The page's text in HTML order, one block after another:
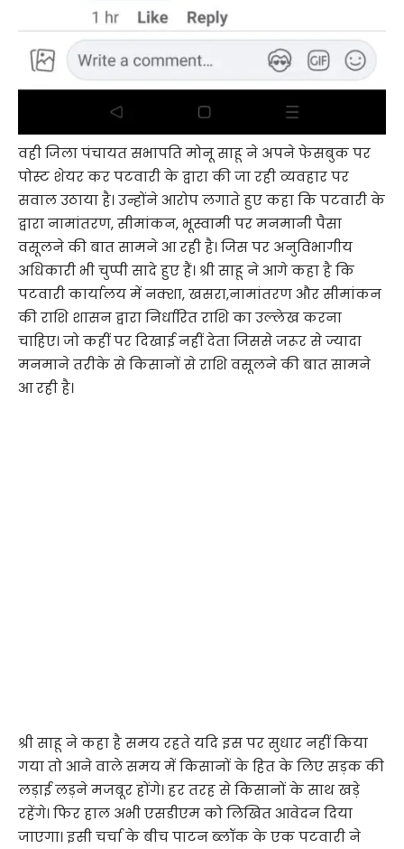
वही जिला पंचायत सभापति मोनू साहू ने अपने फेसबुक पर
पोस्ट शेयर कर पटवारी के द्वारा की जा रही व्यवहार पर
सवाल उठाया है। उन्होंने आरोप लगाते हुए कहा कि पटवारी के
द्वारा नामांतरण, सीमांकन, भूस्वामी पर मनमानी पैसा
वसूलने की बात सामने आ रही है। जिस पर अनुविभागीय
अधिकारी भी चुप्पी सादे हुए हैं। श्री साहू ने आगे कहा है कि
पटवारी कार्यालय में नक्शा, खसरा,नामांतरण और सीमांकन
की राशि शासन द्वारा निर्धारित राशि का उल्लेख करना
चाहिए। जो कहीं पर दिखाई नहीं देता जिससे जरूर से ज्यादा
मनमाने तरीके से किसानों से राशि वसूलने की बात सामने
आ रही है।
श्री साहू ने कहा है समय रहते यदि इस पर सुधार नहीं किया
गया तो आने वाले समय में किसानों के हित के लिए सड़क की
लड़ाई लड़ने मजबूर होंगे। हर तरह से किसानों के साथ खड़े
रहेंगे। फिर हाल अभी एसडीएम को लिखित आवेदन दिया
जाएगा। इसी चर्चा के बीच पाटन ब्लॉक के एक पटवारी ने